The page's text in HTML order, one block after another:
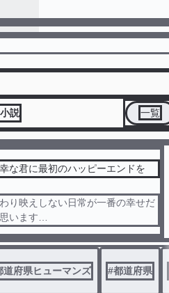
説 一覧
な君に最初のハッピーエンドを
り映えしない日常が一番の幸せだ
います
プリング表現と自分絵が多量に含
ます！！！お気をつけて！！！
道府県ヒューマンズ #都道府県